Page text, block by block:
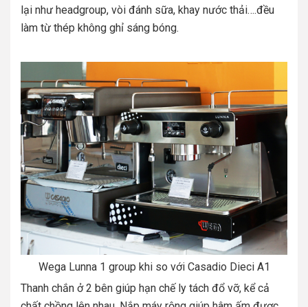
lại như headgroup, vòi đánh sữa, khay nước thải….đều
làm từ thép không ghỉ sáng bóng.
Wega Lunna 1 group khi so với Casadio Dieci A1
Thanh chắn ở 2 bên giúp hạn chế ly tách đổ vỡ, kể cả